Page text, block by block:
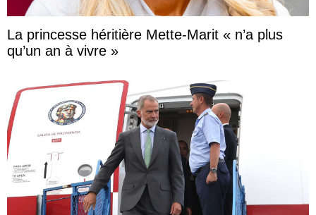
La princesse héritière Mette-Marit « n’a plus
qu’un an à vivre »